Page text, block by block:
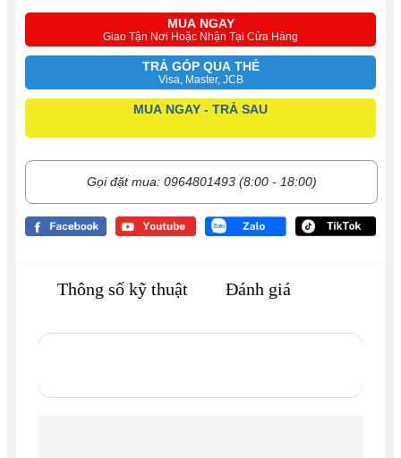
MUA NGAY
Giao Tận Nơi Hoặc Nhận Tại Cửa Hàng
TRẢ GÓP QUA THẺ
Visa, Master, JCB
MUA NGAY - TRẢ SAU
Gọi đặt mua: 0964801493 (8:00 - 18:00)
Thông số kỹ thuật Đánh giá